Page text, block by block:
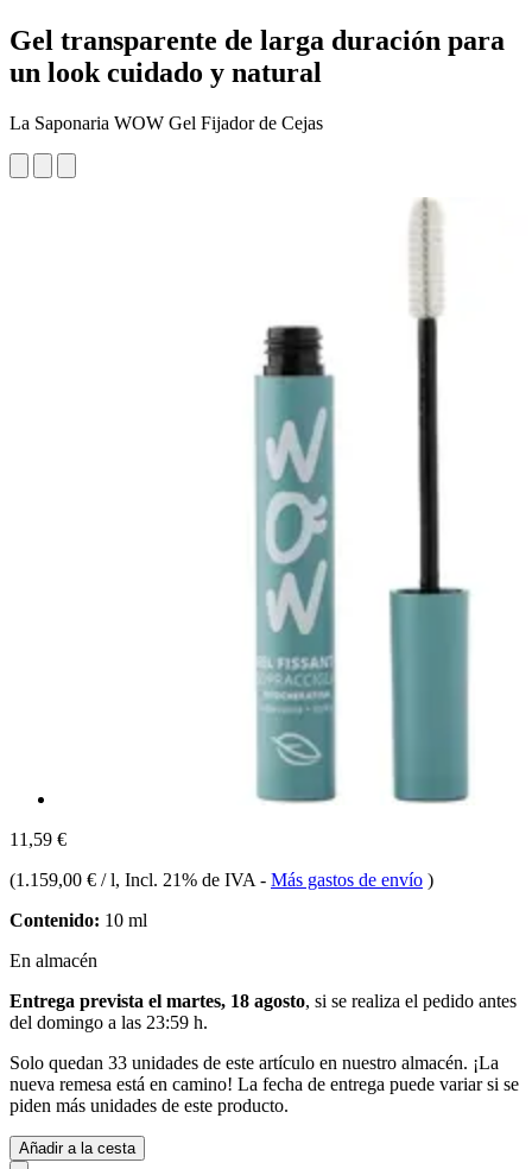
Gel transparente de larga duración para
un look cuidado y natural
La Saponaria WOW Gel Fijador de Cejas
11,59 €
(1.159,00 € / l, Incl. 21% de IVA - Más gastos de envío )
Contenido: 10 ml
En almacén
Entrega prevista el martes, 18 agosto, si se realiza el pedido antes
del domingo a las 23:59 h.
Solo quedan 33 unidades de este artículo en nuestro almacén. ¡La
nueva remesa está en camino! La fecha de entrega puede variar si se
piden más unidades de este producto.
Añadir a la cesta